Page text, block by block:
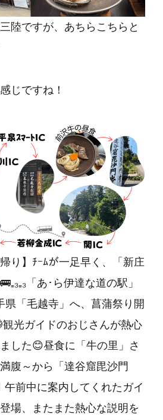
陸ですが、あちらこちらと
じですね！
り】ﾁｰﾑが一足早く、
「新庄
「あ･ら伊達な道の駅」
県 「毛越寺」 へ、菖蒲祭り開
光ガイドのおじさんが熱心
した😊昼食に 「牛の里」 さ
腹～から
「達谷窟毘沙門
午前中に案内してくれたガイ
場、またまた熱心な説明を